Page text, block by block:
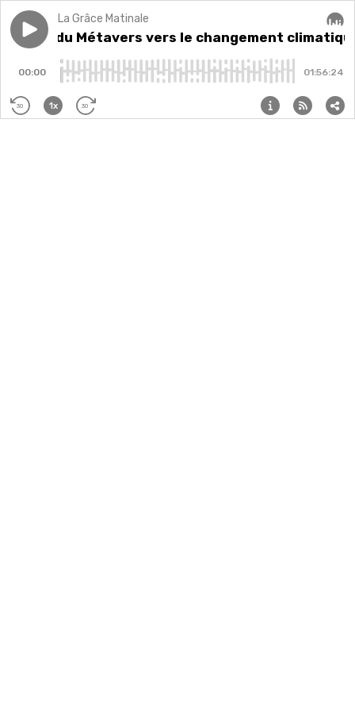
Play episodeVoyage du Métavers vers le changement climatique
La Grâce Matinale
Voyage du Métavers vers le changement
00:00 01:56:24
30 1x 30